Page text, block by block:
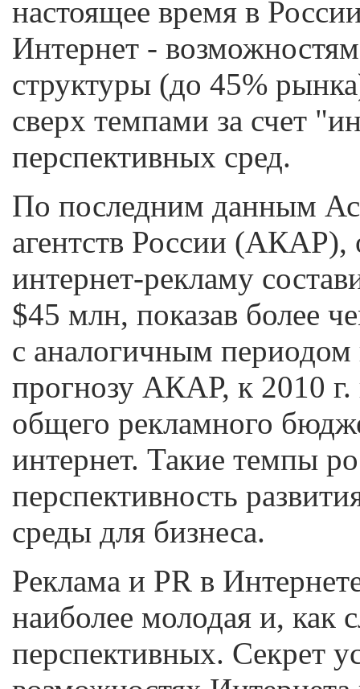
настоящее время в
Интернет -
структуры (до 45%
сверх темпами за счет
перспективных сред.
По последним данным
агентств России (АКАР),
интернет-рекламу
$45 млн, показав более
с аналогичным
прогнозу АКАР, к 2010
общего рекламного
интернет. Такие темпы
перспективность
среды для бизнеса.
Реклама и PR в
наиболее молодая и, как
перспективных. Секрет